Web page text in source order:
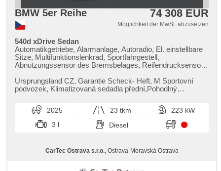
BMW 5er Reihe 74 308 EUR
Möglichkeit der MwSt. abzusetzen
540d xDrive Sedan
Automatikgetriebe, Alarmanlage, Autoradio, El. einstellbare
Sitze, Multifunktionslenkrad, Sportfahrgestell,
Abnutzungssensor des Bremsbelages, Reifendrucksensor,
Klimaanlage, Antrieb 4x4, bezklíčové odemykání,
bezklíčové startování, odvětrávaná sedadla, beheizte Sitze,
Ursprungsland CZ,​ Garantie Scheck​- Heft,​ M Sportovní
podvozek,​ Klimatizovaná sedadla přední,​Pohodlný
2025 23 tkm
223 kW
3 l
Diesel
CarTec Ostrava s.r.o., Ostrava-Moravská Ostrava